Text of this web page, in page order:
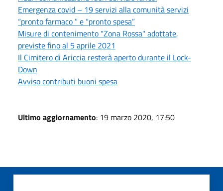
Emergenza covid – 19 servizi alla comunità servizi
“pronto farmaco ” e “pronto spesa”
Misure di contenimento "Zona Rossa" adottate,
previste fino al 5 aprile 2021
Il Cimitero di Ariccia resterà aperto durante il Lock-
Down
Avviso contributi buoni spesa
Ultimo aggiornamento: 19 marzo 2020, 17:50